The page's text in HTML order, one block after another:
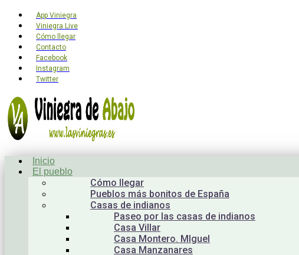
App Viniegra
Viniegra Live
Cómo llegar
Contacto
Facebook
Instagram
Twitter
Inicio
El pueblo
Cómo llegar
Pueblos más bonitos de España
Casas de indianos
Paseo por las casas de indianos
Casa Villar
Casa Montero. MIguel
Casa Manzanares